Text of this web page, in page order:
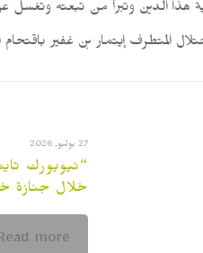
هذا الدين وتبرأ من تبعته
المتطرف إيتمار بن غفير
27 يوليو, 2026
“نيويورك
خلال جنازة
more